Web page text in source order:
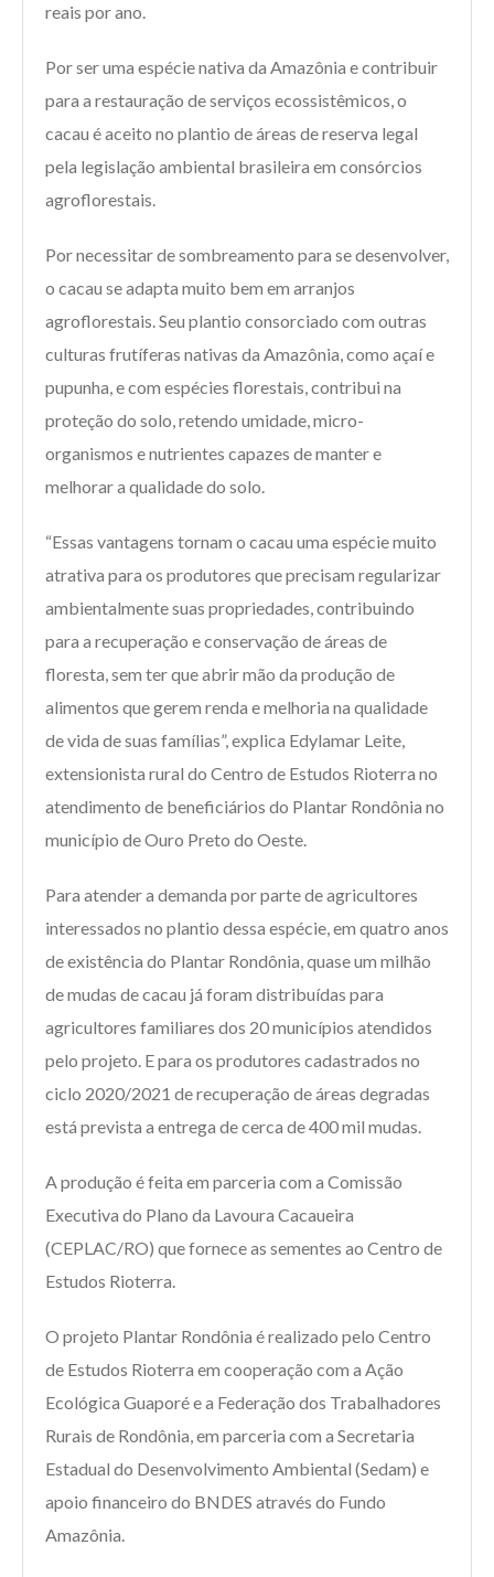
reais por ano.
Por ser uma espécie nativa da Amazônia e contribuir
para a restauração de serviços ecossistêmicos, o
cacau é aceito no plantio de áreas de reserva legal
pela legislação ambiental brasileira em consórcios
agroflorestais.
Por necessitar de sombreamento para se desenvolver,
o cacau se adapta muito bem em arranjos
agroflorestais. Seu plantio consorciado com outras
culturas frutíferas nativas da Amazônia, como açaí e
pupunha, e com espécies florestais, contribui na
proteção do solo, retendo umidade, micro-
organismos e nutrientes capazes de manter e
melhorar a qualidade do solo.
“Essas vantagens tornam o cacau uma espécie muito
atrativa para os produtores que precisam regularizar
ambientalmente suas propriedades, contribuindo
para a recuperação e conservação de áreas de
floresta, sem ter que abrir mão da produção de
alimentos que gerem renda e melhoria na qualidade
de vida de suas famílias”, explica Edylamar Leite,
extensionista rural do Centro de Estudos Rioterra no
atendimento de beneficiários do Plantar Rondônia no
município de Ouro Preto do Oeste.
Para atender a demanda por parte de agricultores
interessados no plantio dessa espécie, em quatro anos
de existência do Plantar Rondônia, quase um milhão
de mudas de cacau já foram distribuídas para
agricultores familiares dos 20 municípios atendidos
pelo projeto. E para os produtores cadastrados no
ciclo 2020/2021 de recuperação de áreas degradas
está prevista a entrega de cerca de 400 mil mudas.
A produção é feita em parceria com a Comissão
Executiva do Plano da Lavoura Cacaueira
(CEPLAC/RO) que fornece as sementes ao Centro de
Estudos Rioterra.
O projeto Plantar Rondônia é realizado pelo Centro
de Estudos Rioterra em cooperação com a Ação
Ecológica Guaporé e a Federação dos Trabalhadores
Rurais de Rondônia, em parceria com a Secretaria
Estadual do Desenvolvimento Ambiental (Sedam) e
apoio financeiro do BNDES através do Fundo
Amazônia.